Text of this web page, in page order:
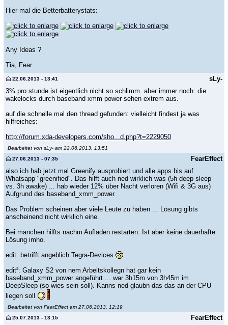
Hier mal die Betterbatterystats:
Any Ideas ?
Tia, Fear
sLy-
22.06.2013 - 13:41
3% pro stunde ist eigentlich nicht so schlimm. aber immer noch: die
wakelocks durch baseband xmm power sehen extrem aus.
auf die schnelle mal den thread gefunden: vielleicht findest ja was
hilfreiches:
http://forum.xda-developers.com/sho...d.php?t=2229050
Bearbeitet von sLy- am 22.06.2013, 13:51
FearEffect
27.06.2013 - 07:35
also ich hab jetzt mal Greenify ausprobiert und alle apps bis auf
Whatsapp "greenified". Das hilft auch ned wirklich was (5h deep sleep
vs. 3h awake) ... hab wieder 12% über Nacht verloren (Wifi & 3G aus)
Aufgrund des baseband_xmm_power.
Das Problem scheinen aber viele Leute zu haben ... Lösung gibts
anscheinend nicht wirklich eine.
Bei manchen hilfts nachm Aufladen restarten. Ist aber keine dauerhafte
Lösung imho.
edit: betrifft angeblich Tegra-Devices
edit²: Galaxy S2 von nem Arbeitskollegn hat gar kein
baseband_xmm_power angeführt ... war 3h15m von 3h45m im
DeepSleep (so wies sein soll). Kanns ned glaubn das das an der CPU
liegen soll
Bearbeitet von FearEffect am 27.06.2013, 12:19
FearEffect
25.07.2013 - 13:15